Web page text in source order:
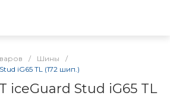
/ Шины
/
iG65 TL (172 шип.)
iceGuard Stud iG65 TL